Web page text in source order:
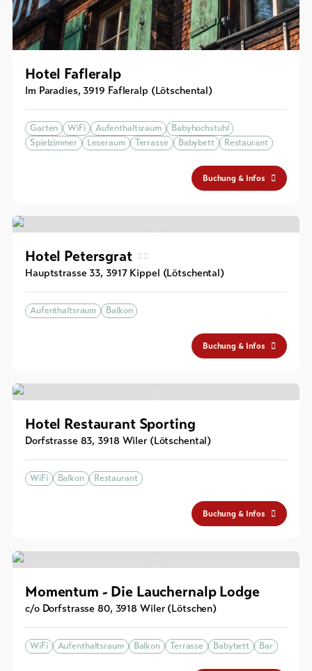
Hotel Fafleralp
Im Paradies, 3919 Fafleralp (Lötschental)
Garten WiFi Aufenthaltsraum
Babyhochstuhl
Spielzimmer
Leseraum Terrasse Babybett Restaurant
Buchung & Infos
Hotel Petersgrat
Hauptstrasse 33, 3917 Kippel (Lötschental)
Aufenthaltsraum Balkon
Buchung & Infos
Hotel Restaurant Sporting
Dorfstrasse 83, 3918 Wiler (Lötschental)
WiFi Balkon Restaurant
Buchung & Infos
Momentum - Die Lauchernalp Lodge
c/o Dorfstrasse 80, 3918 Wiler (Lötschen)
WiFi Aufenthaltsraum Balkon Terrasse Babybett Bar